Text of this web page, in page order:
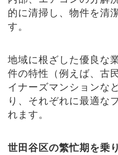
的に清掃し、物件を清
す。
地域に根ざした優良な
件の特性（例えば、古
イナーズマンションな
り、それぞれに最適な
れます。
世田谷区の繁忙期を乗